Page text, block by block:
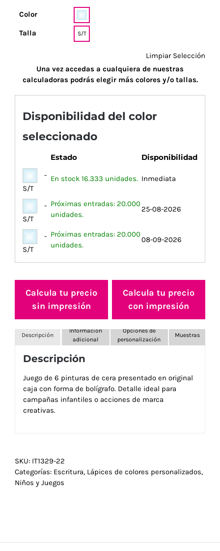
Color
Talla S/T
Limpiar Selección
Una vez accedas a cualquiera de nuestras
calculadoras podrás elegir más colores y/o tallas.
Disponibilidad del color
seleccionado
Estado Disponibilidad
-
S/T
En stock 16.333 unidades. Inmediata
-
S/T
Próximas entradas: 20.000
unidades.
25-08-2026
-
S/T
Próximas entradas: 20.000
unidades.
08-09-2026
Calcula tu precio
sin impresión
Calcula tu precio
con impresión
Descripción
Información
adicional
Opciones de
personalización
Muestras
Descripción
Juego de 6 pinturas de cera presentado en original
caja con forma de bolígrafo. Detalle ideal para
campañas infantiles o acciones de marca
creativas.
SKU: IT1329-22
Categorías: Escritura, Lápices de colores personalizados,
Niños y Juegos